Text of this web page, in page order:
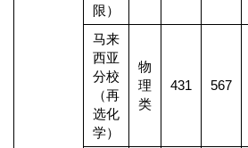
限）
马来
西亚
分校
（再
选化
学）
物
理
类
431 567